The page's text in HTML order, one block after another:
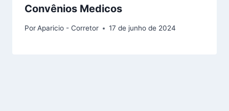
Convênios Medicos
PorAparicio - Corretor 17 de junho de 2024